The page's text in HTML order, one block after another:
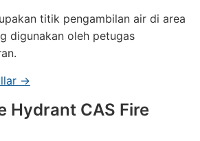
titik pengambilan air di area
digunakan oleh petugas
→
Hydrant CAS Fire